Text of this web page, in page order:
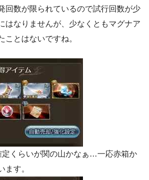
回数が限られているので試行回数が少
はなりませんが、少なくともマグナア
ことはないですね。
定くらいが関の山かなぁ…一応赤箱か
ます。